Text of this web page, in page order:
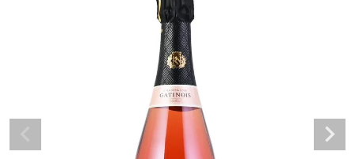
詳細検索する
勝田商店について
ギフトラッピング